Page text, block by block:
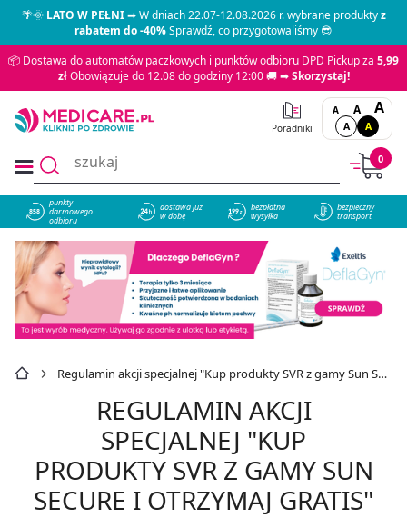
🌴🌞LATO W PEŁNI➡ W dniach 22.07-12.08.2026 r. wybrane produktyz
rabatem do -40%Sprawdź, co przygotowaliśmy 😎
📦 Dostawa do automatów paczkowych i punktów odbioru DPD Pickup za 5,99
złObowiązuje do 12.08 do godziny 12:00 🚚 ➡Skorzystaj!
Poradniki
A A A
A A
0
858
punkty
darmowego
odbioru
dostawa już
w dobę
bezpłatna
wysyłka
bezpieczny
transport
Regulamin akcji specjalnej "Kup produkty SVR z gamy Sun Secure i otrzymaj GRATIS"
REGULAMIN AKCJI
SPECJALNEJ "KUP
PRODUKTY SVR Z GAMY SUN
SECURE I OTRZYMAJ GRATIS"